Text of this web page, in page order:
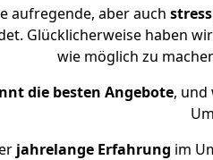
aufregende, aber auch
Glücklicherweise haben
wie möglich zu
die besten Angebote, und
jahrelange Erfahrung im